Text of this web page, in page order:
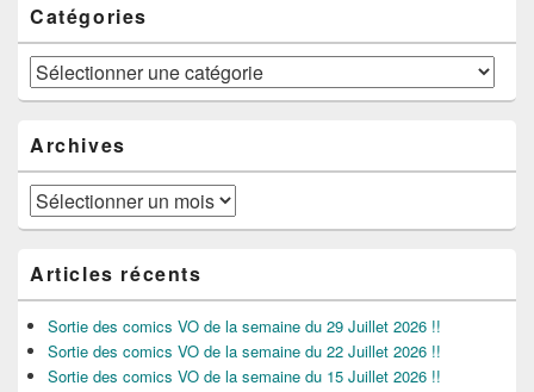
Catégories
Catégories
Archives
Archives
Articles récents
Sortie des comics VO de la semaine du 29 Juillet 2026 !!
Sortie des comics VO de la semaine du 22 Juillet 2026 !!
Sortie des comics VO de la semaine du 15 Juillet 2026 !!